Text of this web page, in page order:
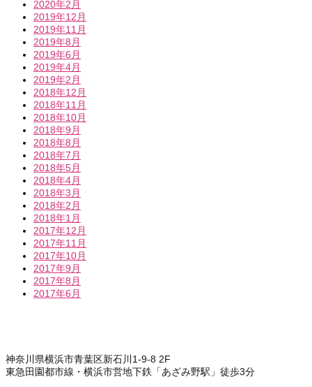
2020年2月
2019年12月
2019年11月
2019年8月
2019年6月
2019年4月
2019年2月
2018年12月
2018年11月
2018年10月
2018年9月
2018年8月
2018年7月
2018年5月
2018年4月
2018年3月
2018年2月
2018年1月
2017年12月
2017年11月
2017年10月
2017年9月
2017年8月
2017年6月
神奈川県横浜市青葉区新石川1-9-8 2F
東急田園都市線・横浜市営地下鉄「あざみ野駅」徒歩3分